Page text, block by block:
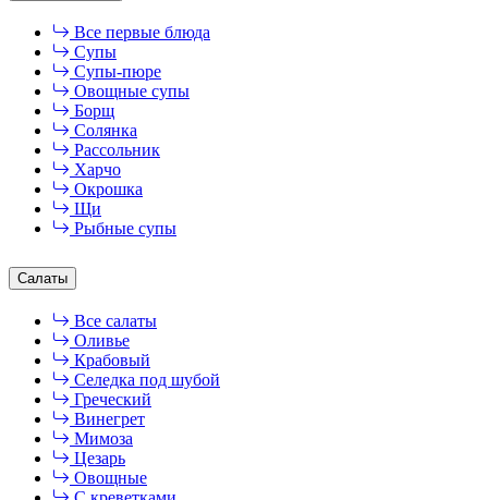
Все первые блюда
Супы
Супы-пюре
Овощные супы
Борщ
Солянка
Рассольник
Харчо
Окрошка
Щи
Рыбные супы
Салаты
Все салаты
Оливье
Крабовый
Селедка под шубой
Греческий
Винегрет
Мимоза
Цезарь
Овощные